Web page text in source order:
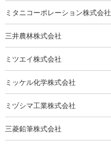
ミタニコーポレーション株式会社
三井農林株式会社
ミツエイ株式会社
ミッケル化学株式会社
ミヅシマ工業株式会社
三菱鉛筆株式会社